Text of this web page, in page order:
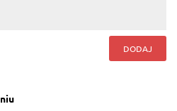
DODAJ